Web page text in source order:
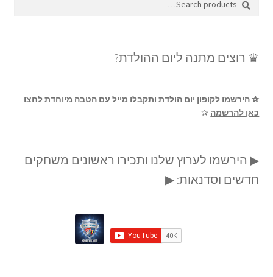
for:
♛ רוצים מתנה ליום ההולדת?
✰ הירשמו לקופון יום הולדת ותקבלו מייל עם הטבה מיוחדת לחצו
כאן להרשמה ✰
▶ הירשמו לערוץ שלנו ותכירו ראשונים משחקים
חדשים וסדנאות: ▶